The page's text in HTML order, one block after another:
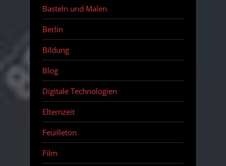
Basteln und Malen
Berlin
Bildung
Blog
Digitale Technologien
Elternzeit
Feuilleton
Film